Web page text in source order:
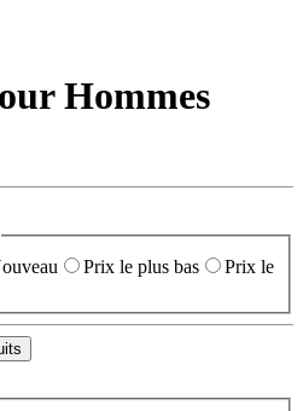
Hommes
Prix le plus bas
Prix le